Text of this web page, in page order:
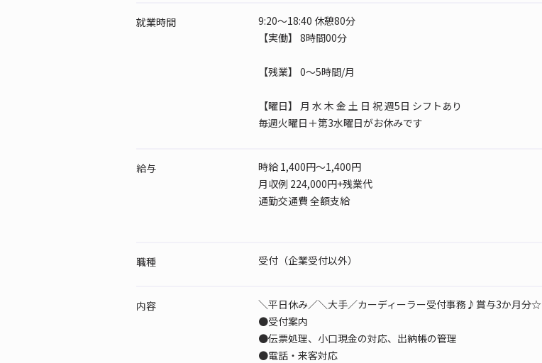
就業時間
9:20～18:40 休憩80分
【実働】 8時間00分
【残業】 0～5時間/月
【曜日】
月 水 木 金 土 日 祝 週5日 シフトあり
毎週火曜日＋第3水曜日がお休みです
給与
時給 1,400円～1,400円
月収例 224,000円+残業代
通勤交通費 全額支給
職種 受付（企業受付以外）
内容
＼平日休み／＼大手／カーディーラー受付事務♪賞与3か月分☆
●受付案内
●伝票処理、小口現金の対応、出納帳の管理
●電話・来客対応